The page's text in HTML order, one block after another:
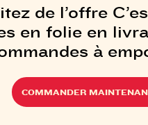
de l’offre
en folie en
à
COMMANDER